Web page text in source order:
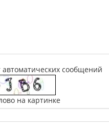
сообщений
на картинке